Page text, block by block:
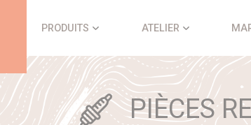
PRODUITS ATELIER
PIÈCES